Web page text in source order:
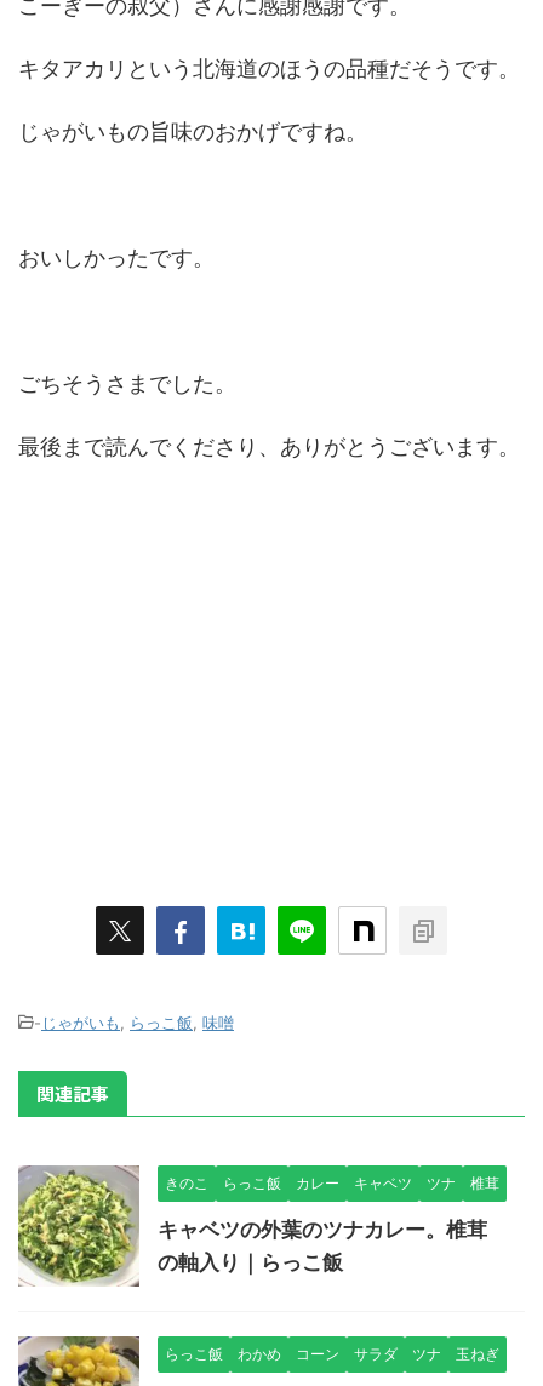
キタアカリという北海道のほうの品種だそうです。
じゃがいもの旨味のおかげですね。
おいしかったです。
ごちそうさまでした。
最後まで読んでくださり、ありがとうございます。
- じゃがいも らっこ飯 味噌
関連記事
きのこ らっこ飯 カレー キャベツ ツナ 椎茸
キャベツの外葉のツナカレー。椎茸
の軸入り｜らっこ飯
らっこ飯 わかめ コーン サラダ ツナ 玉ねぎ